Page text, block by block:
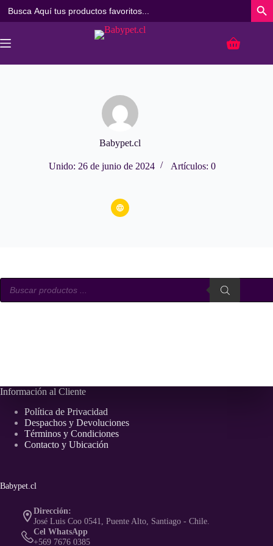
al
contenido
Carro
Babypet.cl
Unido: 26 de junio de 2024 Artículos: 0
Búsqueda
productos
Información al Cliente
Política de Privacidad
Despachos y Devoluciones
Términos y Condiciones
Contacto y Ubicación
Babypet.cl
Dirección:
José Luis Coo 0541, Puente Alto, Santiago - Chile.
Cel WhatsApp
+569 7676 0385